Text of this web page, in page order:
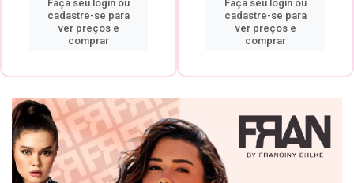
Faça seu login ou
cadastre-se para
ver preços e
comprar
Faça seu login ou
cadastre-se para
ver preços e
comprar